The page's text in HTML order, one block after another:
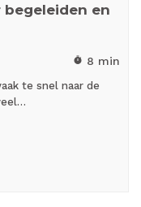
begeleiden en
timer 8 min
te snel naar de